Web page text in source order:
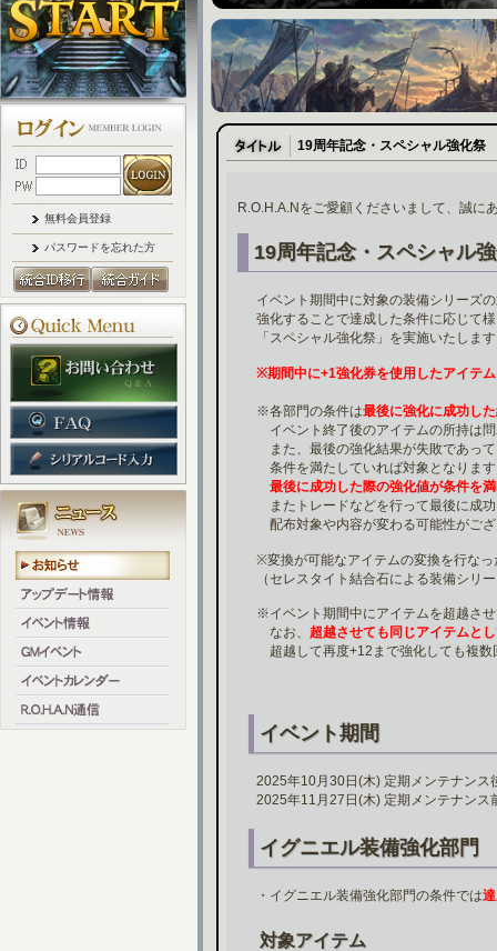
無料会員登録
パスワードを忘れた方
19周年記念・スペシャル強化祭
R.O.H.A.Nをご愛顧くださいまして、誠に
19周年記念・スペシャル
イベント期間中に対象の装備シリーズ
強化することで達成した条件に応じて
「スペシャル強化祭」を実施いたしま
※期間中に+1強化券を使用したアイテ
※各部門の条件は最後に強化に成功し
イベント終了後のアイテムの所持は
また、最後の強化結果が失敗であっ
条件を満たしていれば対象となりま
最後に成功した際の強化値が条件を
またトレードなどを行って最後に成
配布対象や内容が変わる可能性がご
※変換が可能なアイテムの変換を行な
（セレスタイト結合石による装備シリ
※イベント期間中にアイテムを超越さ
なお、 超越させても同じアイテムと
超越して再度+12まで強化しても複数
イベント期間
2025年10月30日(木) 定期メンテナンス
2025年11月27日(木) 定期メンテナンス
イグニエル装備強化部門
・イグニエル装備強化部門の条件では
対象アイテム